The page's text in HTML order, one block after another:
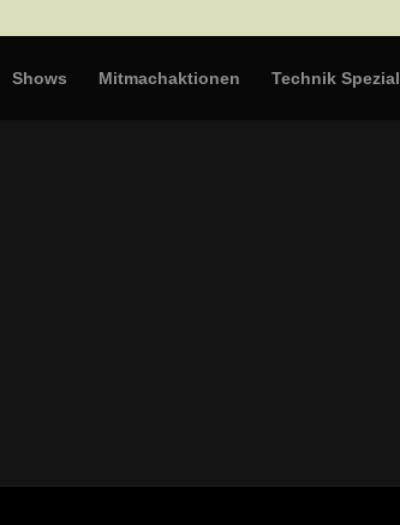
Shows Mitmachaktionen Technik Spezial